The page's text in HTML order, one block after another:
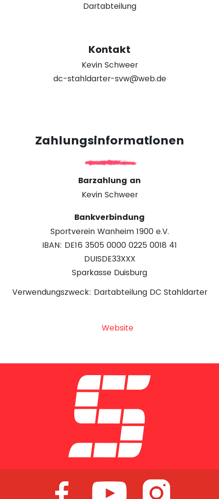
Dartabteilung
Kontakt
Kevin Schweer
dc-stahldarter-svw@web.de
Zahlungsinformationen
Barzahlung an
Kevin Schweer
Bankverbindung
Sportverein Wanheim 1900 e.V.
IBAN: DE16 3505 0000 0225 0018 41
DUISDE33XXX
Sparkasse Duisburg
Verwendungszweck: Dartabteilung DC Stahldarter
Website